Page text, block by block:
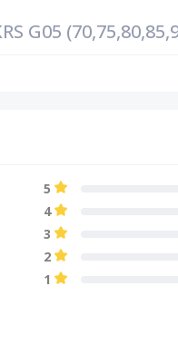
G05
5
4
3
2
1